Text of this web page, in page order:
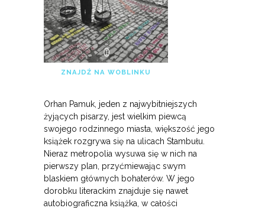
ZNAJDŹ NA WOBLINKU
Orhan Pamuk, jeden z najwybitniejszych
żyjących pisarzy, jest wielkim piewcą
swojego rodzinnego miasta, większość jego
książek rozgrywa się na ulicach Stambułu.
Nieraz metropolia wysuwa się w nich na
pierwszy plan, przyćmiewając swym
blaskiem głównych bohaterów. W jego
dorobku literackim znajduje się nawet
autobiograficzna książka, w całości